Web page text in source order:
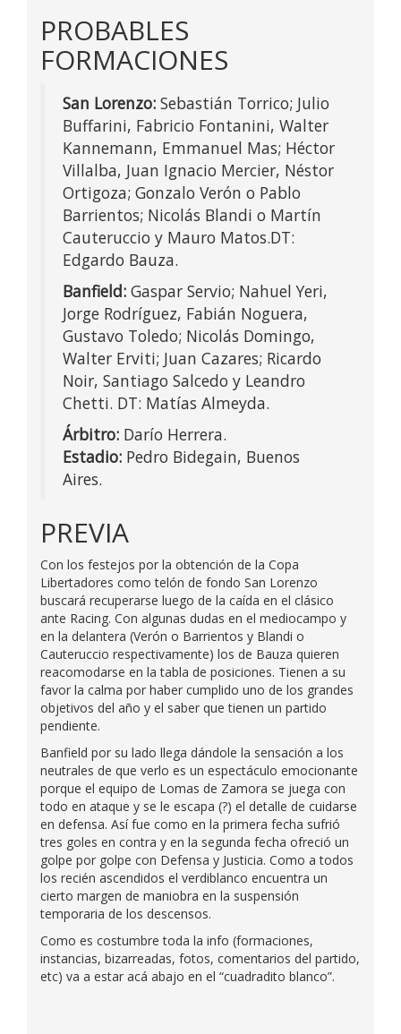
PROBABLES
FORMACIONES
San Lorenzo: Sebastián Torrico; Julio
Buffarini, Fabricio Fontanini, Walter
Kannemann, Emmanuel Mas; Héctor
Villalba, Juan Ignacio Mercier, Néstor
Ortigoza; Gonzalo Verón o Pablo
Barrientos; Nicolás Blandi o Martín
Cauteruccio y Mauro Matos.DT:
Edgardo Bauza.
Banfield: Gaspar Servio; Nahuel Yeri,
Jorge Rodríguez, Fabián Noguera,
Gustavo Toledo; Nicolás Domingo,
Walter Erviti; Juan Cazares; Ricardo
Noir, Santiago Salcedo y Leandro
Chetti. DT: Matías Almeyda.
Árbitro: Darío Herrera.
Estadio: Pedro Bidegain, Buenos
Aires.
PREVIA
Con los festejos por la obtención de la Copa
Libertadores como telón de fondo San Lorenzo
buscará recuperarse luego de la caída en el clásico
ante Racing. Con algunas dudas en el mediocampo y
en la delantera (Verón o Barrientos y Blandi o
Cauteruccio respectivamente) los de Bauza quieren
reacomodarse en la tabla de posiciones. Tienen a su
favor la calma por haber cumplido uno de los grandes
objetivos del año y el saber que tienen un partido
pendiente.
Banfield por su lado llega dándole la sensación a los
neutrales de que verlo es un espectáculo emocionante
porque el equipo de Lomas de Zamora se juega con
todo en ataque y se le escapa (?) el detalle de cuidarse
en defensa. Así fue como en la primera fecha sufrió
tres goles en contra y en la segunda fecha ofreció un
golpe por golpe con Defensa y Justicia. Como a todos
los recién ascendidos el verdiblanco encuentra un
cierto margen de maniobra en la suspensión
temporaria de los descensos.
Como es costumbre toda la info (formaciones,
instancias, bizarreadas, fotos, comentarios del partido,
etc) va a estar acá abajo en el “cuadradito blanco”.